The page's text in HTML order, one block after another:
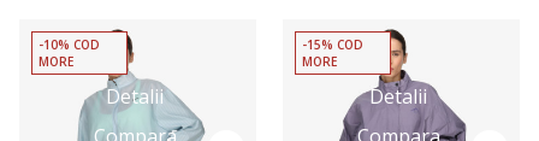
Detalii
-10% COD
MORE
Detalii
-15% COD
MORE